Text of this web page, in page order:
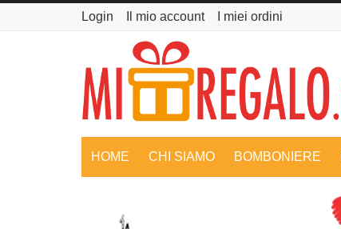
Login Il mio account I miei ordini
HOME CHI SIAMO BOMBONIERE